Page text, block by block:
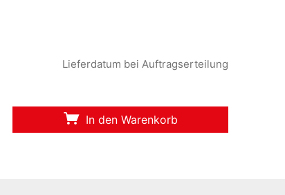
Lieferdatum bei Auftragserteilung
In den Warenkorb